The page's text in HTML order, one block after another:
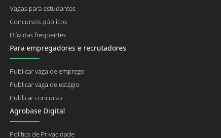
Vagas para estudantes
Concursos públicos
Dúvidas frequentes
Para empregadores e recrutadores
Publicar vaga de emprego
Publicar vaga de estágio
Publicar concurso
Agrobase Digital
Política de Privacidade